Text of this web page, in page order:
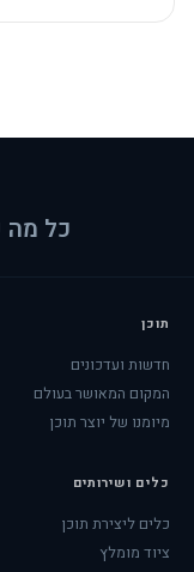
כל מה
תוכן
חדשות ועדכונים
המקום המאושר בעולם
מיומנו של יוצר תוכן
כלים ושירותים
כלים ליצירת תוכן
ציוד מומלץ